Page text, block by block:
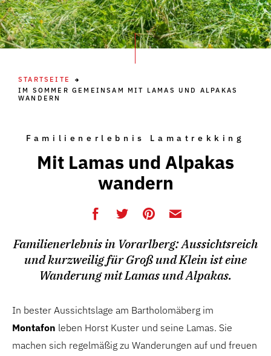
STARTSEITE
IM SOMMER GEMEINSAM MIT LAMAS UND ALPAKAS
WANDERN
Familienerlebnis Lamatrekking
Mit Lamas und Alpakas
wandern
Familienerlebnis in Vorarlberg: Aussichtsreich
und kurzweilig für Groß und Klein ist eine
Wanderung mit Lamas und Alpakas.
In bester Aussichtslage am Bartholomäberg im
Montafon leben Horst Kuster und seine Lamas. Sie
machen sich regelmäßig zu Wanderungen auf und freuen